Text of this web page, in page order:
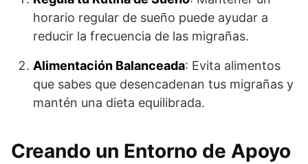
horario regular de sueño puede ayudar a
reducir la frecuencia de las migrañas.
Alimentación Balanceada: Evita alimentos
que sabes que desencadenan tus migrañas y
mantén una dieta equilibrada.
Creando un Entorno de Apoyo